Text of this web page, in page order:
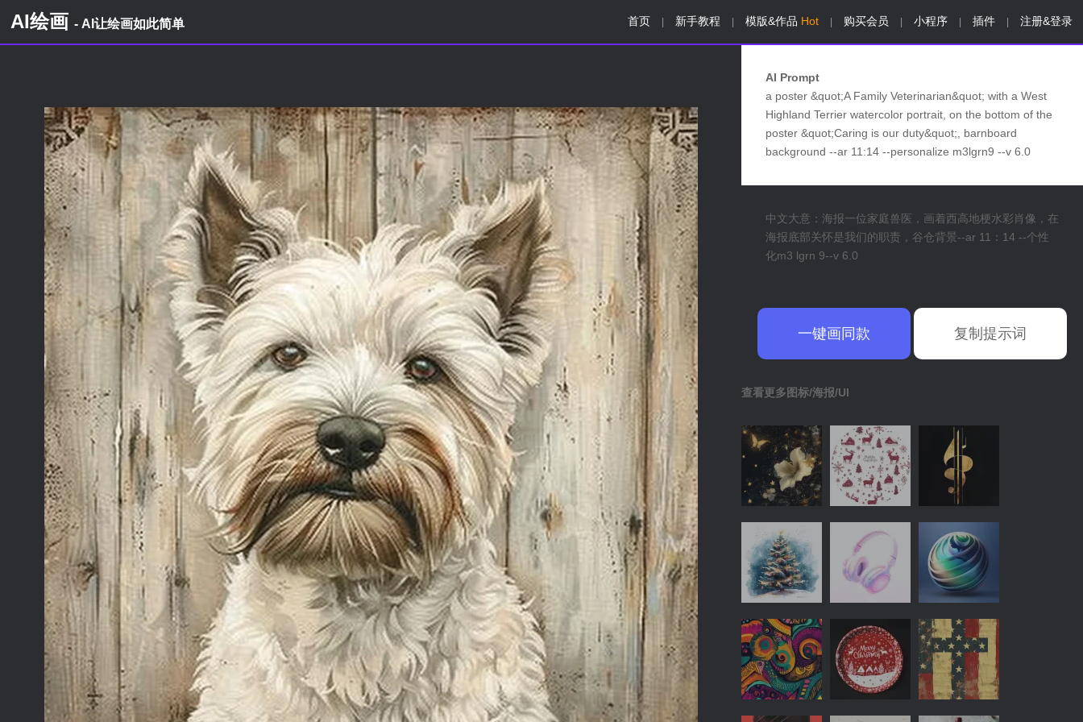
AI绘画 - AI让绘画如此简单 首页 新手教程 模版&作品 Hot 购买会员 小程序 插件 注册&登录
AI Prompt
a poster &quot;A Family Veterinarian&quot; with a West
Highland Terrier watercolor portrait, on the bottom of the
poster &quot;Caring is our duty&quot;, barnboard
background --ar 11:14 --personalize m3lgrn9 --v 6.0
中文大意：海报一位家庭兽医，画着西高地梗水彩肖像，在
海报底部关怀是我们的职责，谷仓背景--ar 11：14 --个性
化m3 lgrn 9--v 6.0
一键画同款 复制提示词
查看更多图标/海报/UI